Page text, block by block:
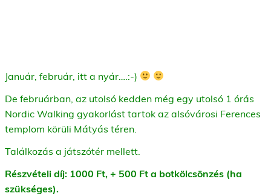
Január, február, itt a nyár….:-)
De februárban, az utolsó kedden még egy utolsó 1 órás
Nordic Walking gyakorlást tartok az alsóvárosi Ferences
templom körüli Mátyás téren.
Találkozás a játszótér mellett.
Részvételi díj: 1000 Ft, + 500 Ft a botkölcsönzés (ha
szükséges).